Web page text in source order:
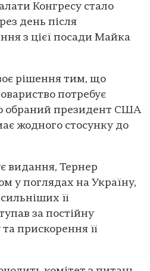
Конгресу стало
день після
з цієї посади Майка
рішення тим, що
потребує
обраний президент США
жодного стосунку до
видання, Тернер
у поглядах на Україну,
її
за постійну
прискорення її